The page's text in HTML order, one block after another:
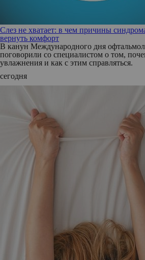
Слез не хватает: в чем причины
вернуть комфорт
В канун Международного дня
поговорили со специалистом о том,
увлажнения и как с этим справляться.
сегодня